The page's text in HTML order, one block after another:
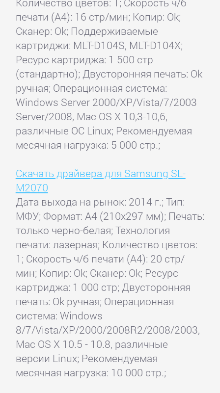
печати (А4): 16 стр/мин; Копир: Ok;
Сканер: Ok; Поддерживаемые
картриджи: MLT-D104S, MLT-D104X;
Ресурс картриджа: 1 500 стр
(стандартно); Двусторонняя печать: Ok
ручная; Операционная система:
Windows Server 2000/XP/Vista/7/2003
Server/2008, Mac OS X 10,3-10,6,
различные ОС Linux; Рекомендуемая
месячная нагрузка: 5 000 стр.;
Скачать драйвера для Samsung SL-
M2070
Дата выхода на рынок: 2014 г.; Тип:
МФУ; Формат: A4 (210x297 мм); Печать:
только черно-белая; Технология
печати: лазерная; Количество цветов:
1; Скорость ч/б печати (А4): 20 стр/
мин; Копир: Ok; Сканер: Ok; Ресурс
картриджа: 1 000 стр; Двусторонняя
печать: Ok ручная; Операционная
система: Windows
8/7/Vista/XP/2000/2008R2/2008/2003,
Mac OS X 10.5 - 10.8, различные
версии Linux; Рекомендуемая
месячная нагрузка: 10 000 стр.;